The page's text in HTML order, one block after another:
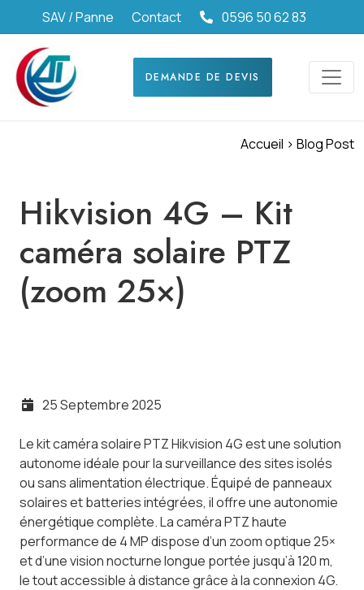
SAV / Panne Contact 0596 50 62 83
DEMANDE DE DEVIS
Accueil > Blog Post
Hikvision 4G – Kit
caméra solaire PTZ
(zoom 25×)
25 Septembre 2025
Le kit caméra solaire PTZ Hikvision 4G est une solution
autonome idéale pour la surveillance des sites isolés
ou sans alimentation électrique. Équipé de panneaux
solaires et batteries intégrées, il offre une autonomie
énergétique complète. La caméra PTZ haute
performance de 4 MP dispose d’un zoom optique 25×
et d’une vision nocturne longue portée jusqu’à 120 m,
le tout accessible à distance grâce à la connexion 4G.